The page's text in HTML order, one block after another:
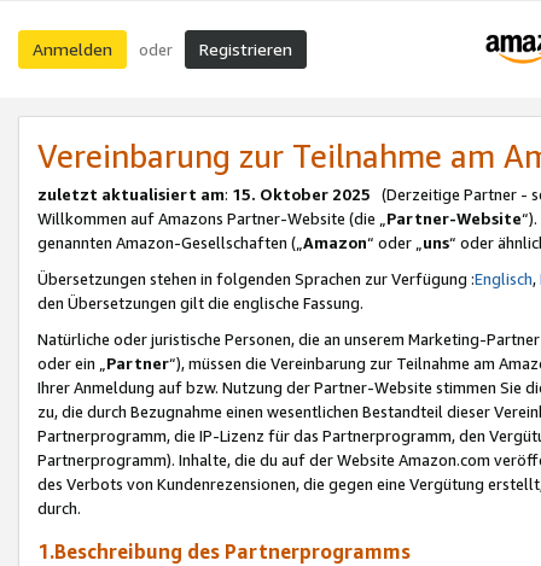
Anmelden oder Registrieren
Vereinbarung zur Teilnahme am
zuletzt aktualisiert am: 15. Oktober 2025 (Derzeitige Partner -
Willkommen auf Amazons Partner-Website (die „Partner-Website
genannten Amazon-Gesellschaften („Amazon“ oder „uns“ oder
Übersetzungen stehen in folgenden Sprachen zur Verfügung :Englisch,
den Übersetzungen gilt die englische Fassung.
Natürliche oder juristische Personen, die an unserem Marketing-
oder ein „Partner“), müssen die Vereinbarung zur Teilnahme am
Ihrer Anmeldung auf bzw. Nutzung der Partner-Website stimmen Sie
zu, die durch Bezugnahme einen wesentlichen Bestandteil dieser
Partnerprogramm, die IP-Lizenz für das Partnerprogramm, den
Partnerprogramm). Inhalte, die du auf der Website Amazon.com
des Verbots von Kundenrezensionen, die gegen eine Vergütung
durch.
1.Beschreibung des Partnerprogramms